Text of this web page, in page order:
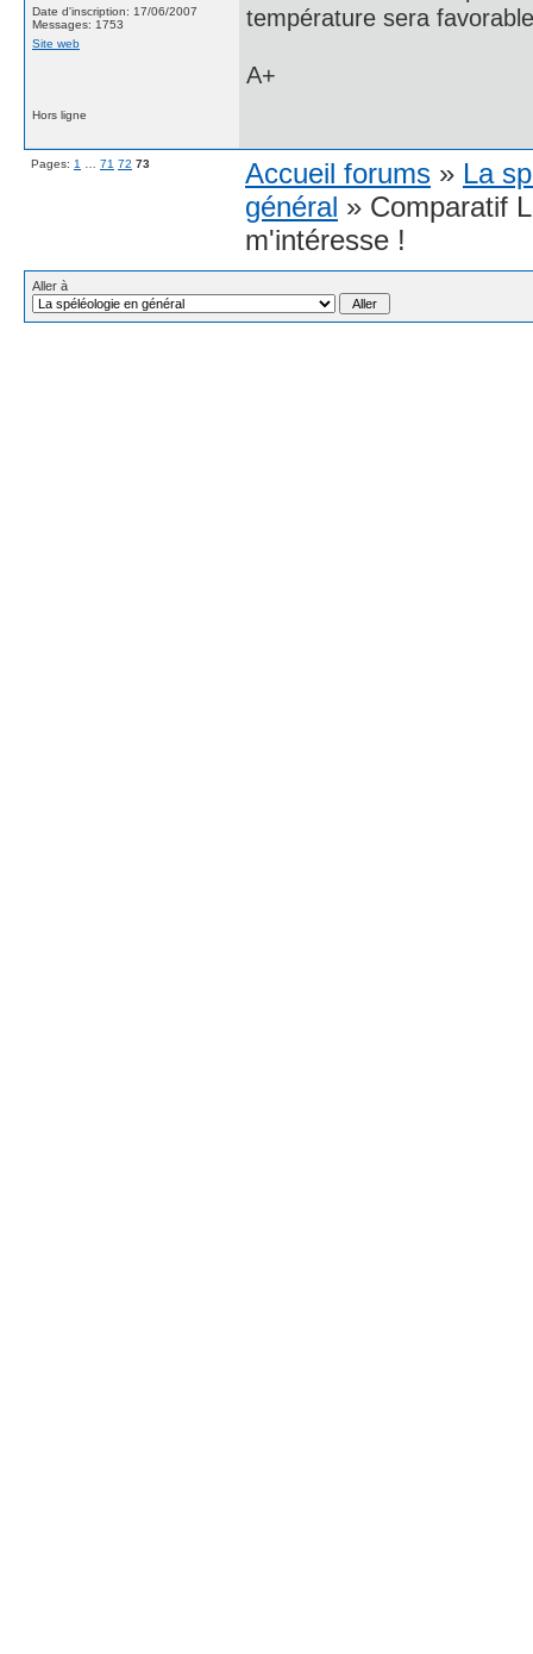
Date d'inscription: 17/06/2007
Messages: 1753
Site web
température sera
A+
Hors ligne
Pages: 1 71 72 73 Accueil forums » La
général » Comparatif
m'intéresse !
Aller à